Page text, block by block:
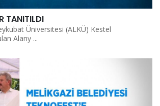
TANITILDI
Üniversitesi (ALKÜ) Kestel
Alany ...